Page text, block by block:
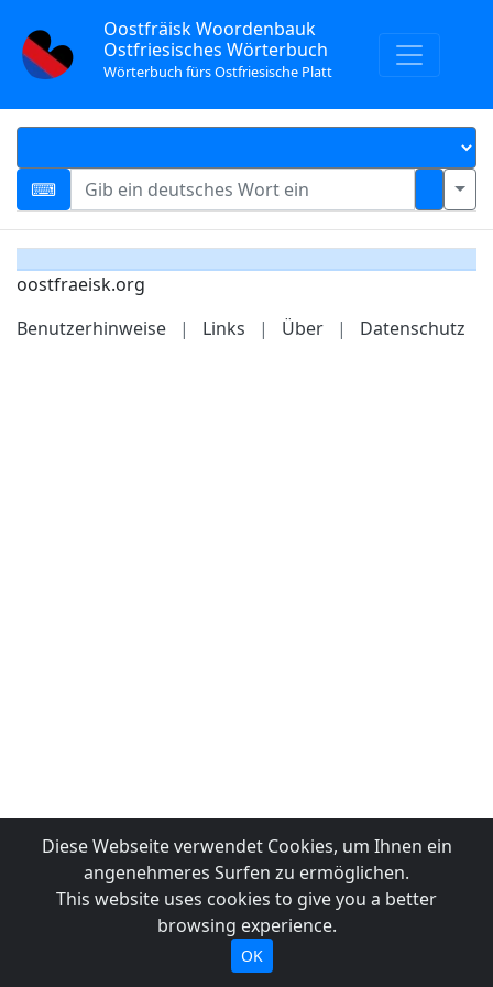
Oostfräisk Woordenbauk
Ostfriesisches Wörterbuch
Wörterbuch fürs Ostfriesische Platt
oostfraeisk.org
Benutzerhinweise
| Links | Über | Datenschutz
Diese Webseite verwendet Cookies, um Ihnen ein
angenehmeres Surfen zu ermöglichen.
This website uses cookies to give you a better
browsing experience.
OK